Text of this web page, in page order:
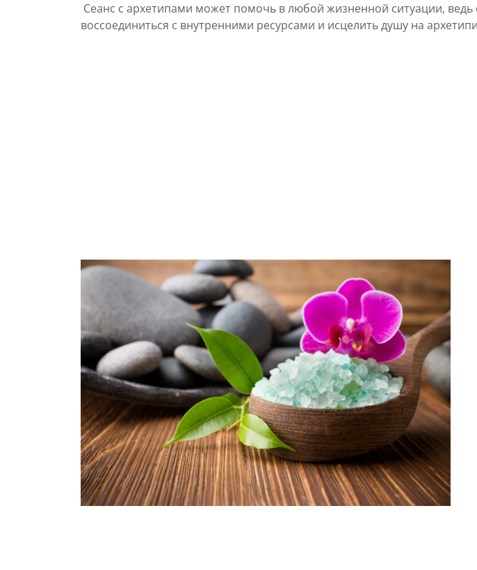
Сеанс с архетипами может помочь в любой жизненной ситуации, ведь
воссоединиться с внутренними ресурсами и исцелить душу на